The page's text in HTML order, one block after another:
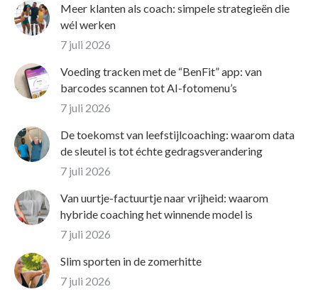
Meer klanten als coach: simpele strategieën die
wél werken
7 juli 2026
Voeding tracken met de “BenFit” app: van
barcodes scannen tot AI-fotomenu’s
7 juli 2026
De toekomst van leefstijlcoaching: waarom data
de sleutel is tot échte gedragsverandering
7 juli 2026
Van uurtje-factuurtje naar vrijheid: waarom
hybride coaching het winnende model is
7 juli 2026
Slim sporten in de zomerhitte
7 juli 2026